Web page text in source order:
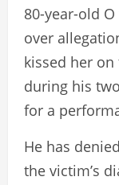
80-year-old
over
kissed her
during his
for a
He has
the victim’s